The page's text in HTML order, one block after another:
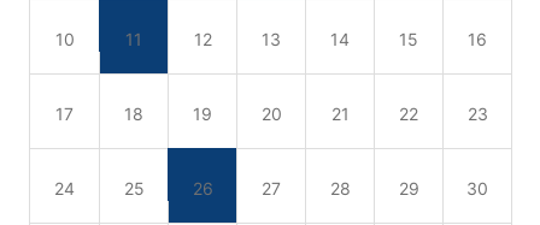
10 11 12 13 14 15 16
17 18 19 20 21 22 23
24 25 26 27 28 29 30